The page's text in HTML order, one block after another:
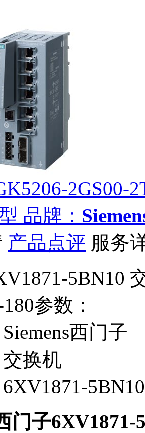
2GS00-
品牌：
产品点评 服务
5BN10
参数：
西门子
换机
5BN10
门子